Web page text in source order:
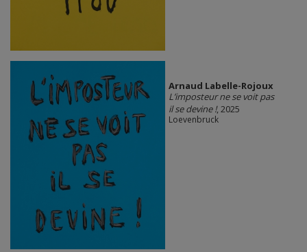
Arnaud Labelle-Rojoux
L’imposteur ne se voit pas
il se devine !, 2025
Loevenbruck